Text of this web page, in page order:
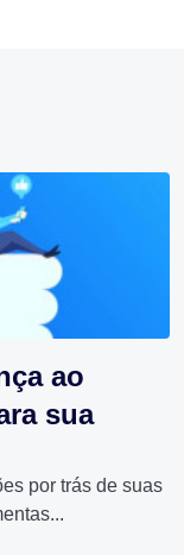
ao
sua
por trás de suas